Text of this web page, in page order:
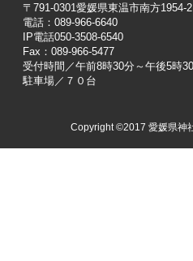
〒791-0301愛媛県東温市南方1954-2
電話：089-966-6640
IP電話050-3508-6540
Fax：089-966-5477
受付時間／午前8時30分～午後5時
駐車場／７０台
Copyright ©2017 愛媛県神